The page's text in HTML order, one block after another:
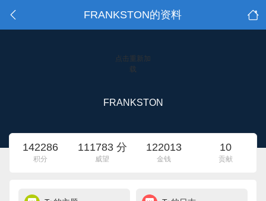
FRANKSTON的资料
点击重新加
载
FRANKSTON
142286
积分
111783 分
威望
122013
金钱
10
贡献